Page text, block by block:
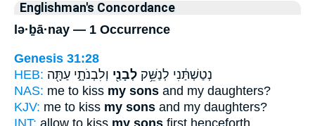
Englishman's Concordance
lə·ḇā·nay — 1 Occurrence
Genesis 31:28
HEB:
נְטַשְׁתַּ֔נִי לְנַשֵּׁ֥ק לְבָנַ֖י וְלִבְנֹתָ֑י עַתָּ֖ה
NAS: me to kiss my sons and my daughters?
KJV: me to kiss my sons and my daughters?
INT: allow to kiss my sons first henceforth